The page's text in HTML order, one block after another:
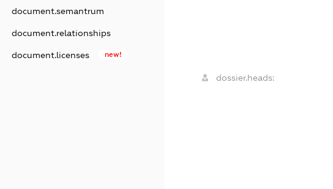
document.semantrum
document.relationships
document.licenses new!
dossier.heads: